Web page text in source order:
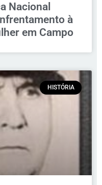
Nacional
à
em Campo
HISTÓRIA